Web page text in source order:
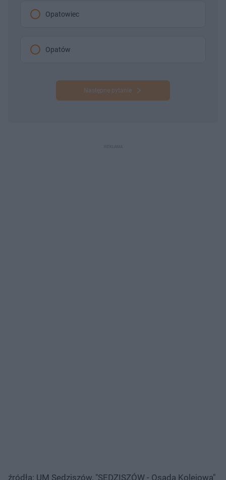
Opatowiec
Opatów
Następne pytanie
źródła: UM Sędziszów, "SĘDZISZÓW - Osada Kolejowa"